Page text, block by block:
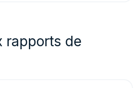
rapports de